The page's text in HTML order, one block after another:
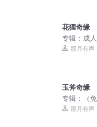
花狸奇缘
专辑： 成
那月有声
玉斧奇缘
专辑：
（
那月有声